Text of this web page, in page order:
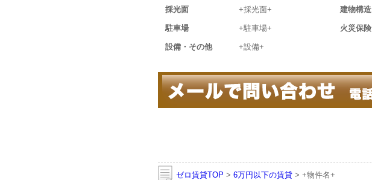
採光面 +採光面+ 建物構造
駐車場 +駐車場+ 火災保険
設備・その他 +設備+
ゼロ賃貸TOP > 6万円以下の賃貸 > +物件名+